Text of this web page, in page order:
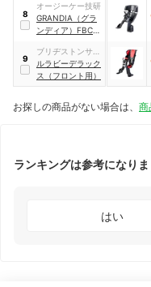
8
オージーケー技研
GRANDIA（グラ
ンディア）FBC-
9
ブリヂストンサイ
クル
ルラビーデラック
ス（フロント用）
お探しの商品がない場合は、 商
ランキングは参考になりま
はい